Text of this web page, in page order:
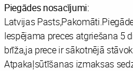
Piegādes nosacījumi:
Latvijas
Iespējama preces atgriešana 5
brīža,ja prece ir sākotnējā
Atpakaļsūtīšanas izmaksas